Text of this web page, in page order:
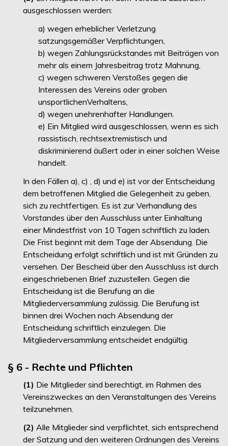
ausgeschlossen werden:
a) wegen erheblicher Verletzung
satzungsgemäßer Verpflichtungen,
b) wegen Zahlungsrückstandes mit Beiträgen von
mehr als einem Jahresbeitrag trotz Mahnung,
c) wegen schweren Verstoßes gegen die
Interessen des Vereins oder groben
unsportlichenVerhaltens,
d) wegen unehrenhafter Handlungen.
e) Ein Mitglied wird ausgeschlossen, wenn es sich
rassistisch, rechtsextremistisch und
diskriminierend äußert oder in einer solchen Weise
handelt.
In den Fällen a), c) , d) und e) ist vor der Entscheidung
dem betroffenen Mitglied die Gelegenheit zu geben,
sich zu rechtfertigen. Es ist zur Verhandlung des
Vorstandes über den Ausschluss unter Einhaltung
einer Mindestfrist von 10 Tagen schriftlich zu laden.
Die Frist beginnt mit dem Tage der Absendung. Die
Entscheidung erfolgt schriftlich und ist mit Gründen zu
versehen. Der Bescheid über den Ausschluss ist durch
eingeschriebenen Brief zuzustellen. Gegen die
Entscheidung ist die Berufung an die
Mitgliederversammlung zulässig. Die Berufung ist
binnen drei Wochen nach Absendung der
Entscheidung schriftlich einzulegen. Die
Mitgliederversammlung entscheidet endgültig.
§ 6 - Rechte und Pflichten
(1) Die Mitglieder sind berechtigt, im Rahmen des
Vereinszweckes an den Veranstaltungen des Vereins
teilzunehmen.
(2) Alle Mitglieder sind verpflichtet, sich entsprechend
der Satzung und den weiteren Ordnungen des Vereins